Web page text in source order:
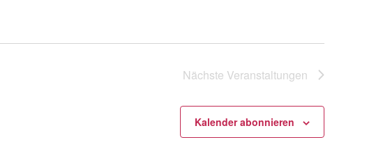
Nächste Veranstaltungen
Kalender abonnieren